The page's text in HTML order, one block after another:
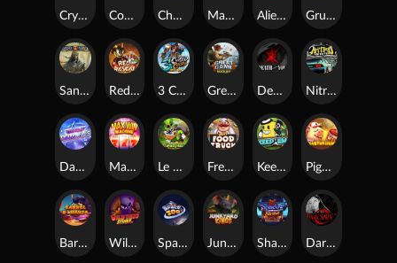
Crystal Robot Coop Clash Chocolate Rocket Marlin Masters Atlantis Aliens Among Us Grug Make Fire
Sand and Ashes Red Rascal™ 3 Cursed Chests™ Great Game Rockies Death Becomes You Nitro Nights
Dandy Diamonds Max Win Machine Le Prechaun Fred's Food Truck Keep 'em Piggy Cluster Hunt
Barrel Bonanza Wild Dojo Strike Space Zoo Junkyard Kings Shadow Strike Dark Spiral